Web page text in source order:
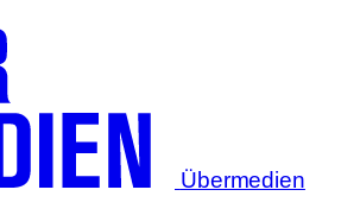
Übermedien